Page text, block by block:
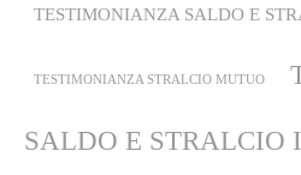
TESTIMONIANZA SALDO E
TESTIMONIANZA STRALCIO MUTUO
SALDO E STRALCIO